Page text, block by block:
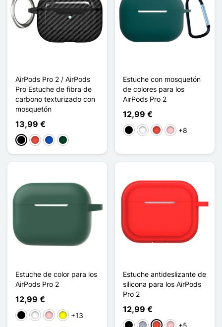
AirPods Pro 2 / AirPods
Pro Estuche de fibra de
carbono texturizado con
mosquetón
13,99 €
NegroRojoSaphirVert Noirâtre
Estuche con mosquetón
de colores para los
AirPods Pro 2
12,99 €
NegroBlancoRojoRosa+8
Estuche de color para los
AirPods Pro 2
12,99 €
NegroBlancoRosaAmarillo
+13
Estuche antideslizante de
silicona para los AirPods
Pro 2
12,99 €
+5